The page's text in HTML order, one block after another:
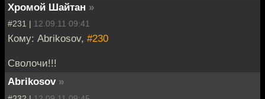
Хромой Шайтан »
#231 | 12.09.11 09:41
Кому: Abrikosov, #230
Сволочи!!!
Abrikosov »